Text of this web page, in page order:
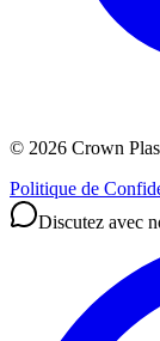
© 2026 Crown
Politique de
Discutez avec